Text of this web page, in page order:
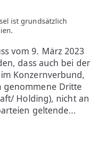
ist grundsätzlich
vom 9. März 2023
dass auch bei der
Konzernverbund,
genommene Dritte
Holding), nicht an
geltende...